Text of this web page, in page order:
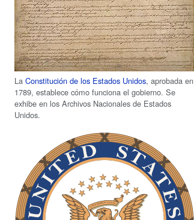
LaConstitución de los Estados Unidos, aprobada en
1789, establece cómo funciona el gobierno. Se
exhibe en los Archivos Nacionales de Estados
Unidos.